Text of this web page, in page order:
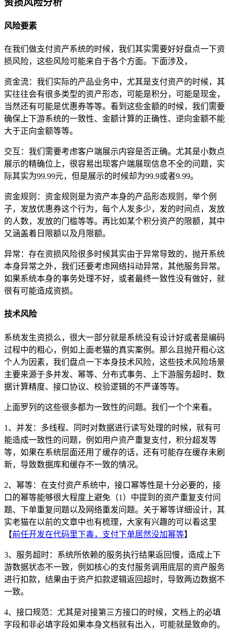
风险要素
在我们做支付资产系统的时候，我们其实需要好好盘点一下资
损风险，这些风险可能来自于各个方面。下面涉及，
资金流：我们实际的产品业务中，尤其是支付资产的时候，其
实往往会有很多类型的资产形态，可能是积分，可能是现金，
当然还有可能是优惠券等等。看到这些金额的时候，我们需要
确保上下游系统的一致性、金额计算的正确性、逆向金额不能
大于正向金额等等。
交互：我们需要考虑客户端展示内容是否正确。尤其是小数点
展示的精确位上，很容易出现客户端展现信息不全的问题，实
际其实为99.99元，但是展示的时候却为99.9或者9.99。
资金规则：资金规则是为资产本身的产品形态规则，举个例
子，发放优惠券这个行为，每个人发多少，发的时间点，发放
的人数，发放的门槛等等。再比如某个积分资产的限额，其中
又涵盖着日限额以及月限额。
异常：存在资损风险很多时候其实由于异常导致的，抛开系统
本身异常之外，我们还要考虑网络抖动异常，其他服务异常。
如果系统本身的事务处理不好，或者最终一致性没有做好，就
很有可能造成资损。
技术风险
系统发生资损么，很大一部分就是系统没有设计好或者是编码
过程中的粗心，例如上面老猫的真实案例。那么且抛开粗心这
个人为因素，我们盘点一下本身技术风险，这些技术风险场景
主要来源于多并发、幂等、分布式事务、上下游服务超时、数
据计算精度、接口协议、校验逻辑的不严谨等等。
上面罗列的这些很多都为一致性的问题。我们一个个来看。
1、并发：多线程、同时对数据进行读写处理的时候，就有可
能造成一致性的问题，例如用户资产重复支付，积分超发等
等，如果在系统层面还用了缓存的话，还有可能存在缓存未刷
新，导致数据库和缓存不一致的情况。
2、幂等：在支付资产系统中，接口幂等性是十分必要的，接
口的幂等能够很大程度上避免（1）中提到的资产重复支付问
题、下单重复问题以及网络重发问题。关于幂等详细设计，其
实老猫在以前的文章中也有梳理，大家有兴趣的可以看这里
【前任开发在代码里下毒，支付下单居然没加幂等】
3、服务超时：系统所依赖的服务执行结果返回慢，造成上下
游数据状态不一致，例如核心的支付服务调用底层的资产服务
进行扣款，结果由于资产扣款逻辑返回超时，导致两边数据不
一致。
4、接口规范：尤其是对接第三方接口的时候，文档上的必填
字段和非必填字段如果本身文档就有出入，可能就是致命的。